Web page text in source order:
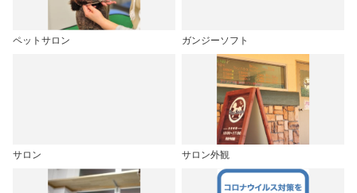
ペットサロン ガンジーソフト
サロン サロン外観